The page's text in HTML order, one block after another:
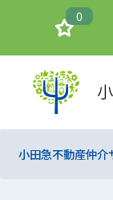
0
小田急不動産仲介